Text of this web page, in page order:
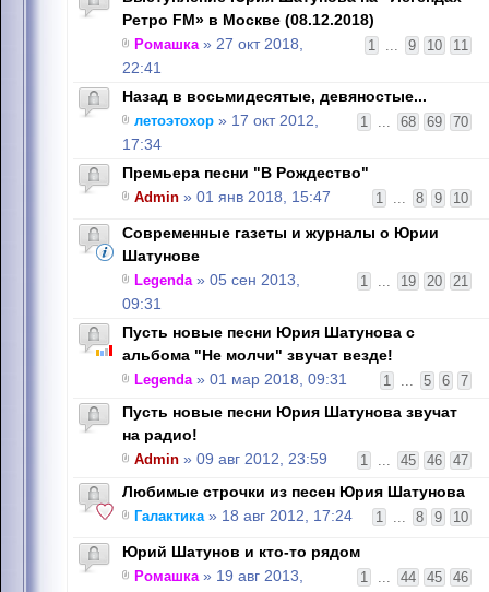
Ретро FM» в Москве (08.12.2018)
1 ... 9 10 11
Ромашка» 27 окт 2018,
22:41
Назад в восьмидесятые, девяностые...
1 ... 68 69 70
летоэтохор » 17 окт 2012,
17:34
Премьера песни "В Рождество"
1 ... 8 9 10
Admin » 01 янв 2018, 15:47
Современные газеты и журналы о Юрии
Шатунове
1 ... 19 20 21
Legenda» 05 сен 2013,
09:31
Пусть новые песни Юрия Шатунова с
альбома "Не молчи" звучат везде!
1 ... 5 6 7
Legenda» 01 мар 2018, 09:31
Пусть новые песни Юрия Шатунова звучат
на радио!
1 ... 45 46 47
Admin » 09 авг 2012, 23:59
Любимые строчки из песен Юрия Шатунова
1 ... 8 9 10
Галактика» 18 авг 2012, 17:24
Юрий Шатунов и кто-то рядом
1 ... 44 45 46
Ромашка» 19 авг 2013,